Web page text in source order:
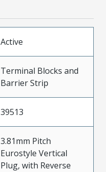
Active
Terminal Blocks and
Barrier Strip
39513
3.81mm Pitch
Eurostyle Vertical
Plug, with Reverse